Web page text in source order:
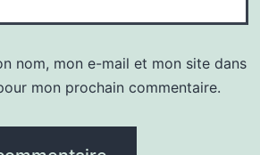
nom, mon e-mail et mon site dans
mon prochain commentaire.